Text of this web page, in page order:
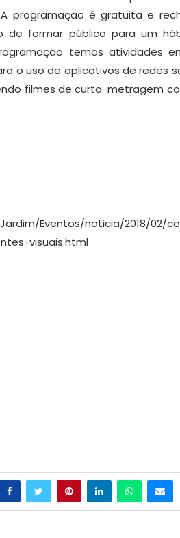
programação é gratuita e
de formar público para um
temos atividades
o uso de aplicativos de redes
filmes de curta-metragem
Eventos/noticia/2018/02/
visuais.html